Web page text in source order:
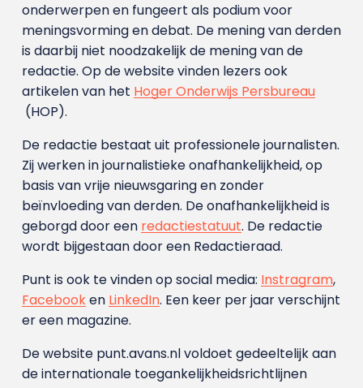
onderwerpen en fungeert als podium voor
meningsvorming en debat. De mening van derden
is daarbij niet noodzakelijk de mening van de
redactie. Op de website vinden lezers ook
artikelen van het Hoger Onderwijs Persbureau
(HOP).
De redactie bestaat uit professionele journalisten.
Zij werken in journalistieke onafhankelijkheid, op
basis van vrije nieuwsgaring en zonder
beïnvloeding van derden. De onafhankelijkheid is
geborgd door een redactiestatuut. De redactie
wordt bijgestaan door een Redactieraad.
Punt is ook te vinden op social media: Instragram,
Facebooken LinkedIn. Een keer per jaar verschijnt
er een magazine.
De website punt.avans.nl voldoet gedeeltelijk aan
de internationale toegankelijkheidsrichtlijnen